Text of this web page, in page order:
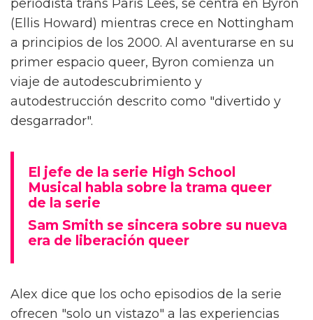
periodista trans Paris Lees, se centra en Byron
(Ellis Howard) mientras crece en Nottingham
a principios de los 2000. Al aventurarse en su
primer espacio queer, Byron comienza un
viaje de autodescubrimiento y
autodestrucción descrito como "divertido y
desgarrador".
El jefe de la serie High School
Musical habla sobre la trama queer
de la serie
Sam Smith se sincera sobre su nueva
era de liberación queer
Alex dice que los ocho episodios de la serie
ofrecen "solo un vistazo" a las experiencias